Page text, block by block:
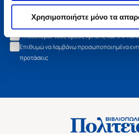
Χρησιμοποιήστε μόνο τα
Αποδέχομαι τους όρους χρήσης και την
Επιθυμώ να λαμβάνω προσωποποιημένα
προτάσεις